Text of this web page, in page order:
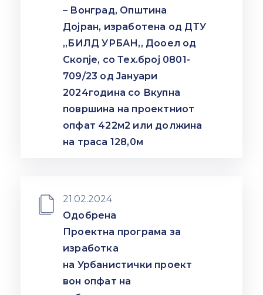
– Вонград, Општина
Дојран, изработена од ДТУ
,,БИЛД УРБАН,, Дооел од
Скопје, со Тех.број 0801-
709/23 од Јануари
2024година со Вкупна
површина на проектниот
опфат 422м2 или должина
на траса 128,0м
21.02.2024
Одобрена
Проектна програма за
изработка
на Урбанистички проект
вон опфат на